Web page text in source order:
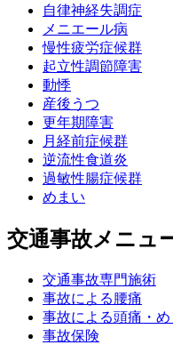
自律神経失調症
メニエール病
慢性疲労症候群
起立性調節障害
動悸
産後うつ
更年期障害
月経前症候群
逆流性食道炎
過敏性腸症候群
めまい
交通事故メニュ
交通事故専門施術
事故による腰痛
事故による頭痛・
事故保険